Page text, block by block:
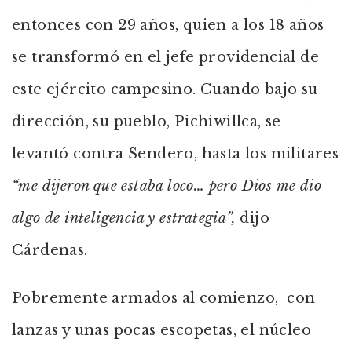
entonces con 29 años, quien a los 18 años
se transformó en el jefe providencial de
este ejército campesino. Cuando bajo su
dirección, su pueblo, Pichiwillca, se
levantó contra Sendero, hasta los militares
“me dijeron que estaba loco… pero Dios me dio
algo de inteligencia y estrategia”, dijo
Cárdenas.
Pobremente armados al comienzo, con
lanzas y unas pocas escopetas, el núcleo